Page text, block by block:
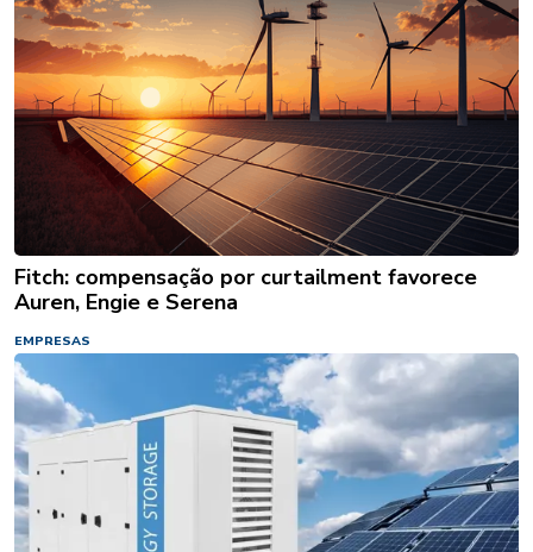
Fitch: compensação por curtailment favorece
Auren, Engie e Serena
EMPRESAS